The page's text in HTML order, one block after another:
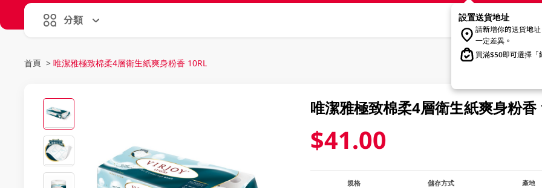
設置送貨地址
請新增你的送貨地
一定差異。
買滿$50即可選擇「
分類
首頁 > 唯潔雅極致棉柔4層衛生紙爽身粉香 10RL
唯潔雅極致棉柔4層衛生紙爽身粉香
$41.00
規格
儲存方式
產地